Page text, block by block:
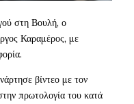
στη Βουλή, ο
Καραμέρος, με
βίντεο με τον
πρωτολογία του κατά